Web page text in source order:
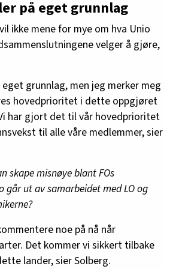
på eget grunnlag
ikke mene for mye om hva Unio
velger å gjøre,
grunnlag, men jeg merker meg
hovedprioritet i dette oppgjøret
har gjort det til vår hovedprioritet
til alle våre medlemmer, sier
skape misnøye blant FOs
går ut av samarbeidet med LO og
noe på nå når
Det kommer vi sikkert tilbake
lander, sier Solberg.